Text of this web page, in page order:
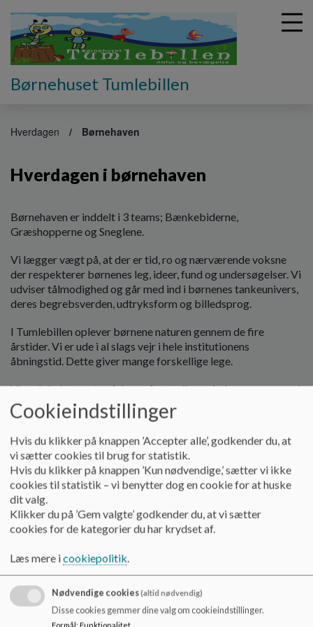
Børnehuset Tumlebillen
Hverdagen Børnehaven
Hverdagen i børnehaven
Børnehaven er inddelt i 3 teams; Bænkebiderne,
Græshopperne og Sneglene.
Vi lægger vægt på, at der er tid, ro og nærværende voksne
der respekterer børnenes leg, ideer, fund og undersøgelser. Vi
udviser tålmodighed og går med ind i børnenes tankeunivers,
deres begrebsverden, udtryksform og billedsprog.
I Tumlebillen oplever børnene naturen gennem de fire
årstider. Vi er ude i al slags vejr i hele institutionens
åbningstid. Dette giver mange forskellige lege.
Vi er delt det meste af dagen for at sikre mindre grupper med
fokus på det enkelte barn.
Udgangspunktet for dagligdagen er;
nysgerrige og vil vide mere, spørger til hvordan tingene
naturens mange rum.
At børnene får mulighed for at sanse og opleve naturen som
Cookieindstillinger
Hvis du klikker på knappen ’Accepter alle’, godkender du, at
vi sætter cookies til brug for statistik.
Hvis du klikker på knappen ’Kun nødvendige,’ sætter vi ikke
cookies til statistik – vi benytter dog en cookie for at huske
dit valg.
Klikker du på ’Gem valgte’ godkender du, at vi sætter
cookies for de kategorier du har krydset af.
Læs mere icookiepolitik.
Nødvendige cookies(altid nødvendig)
Disse cookies gemmer dine valg om cookieindstillinger.
Formål: Funktionalitet